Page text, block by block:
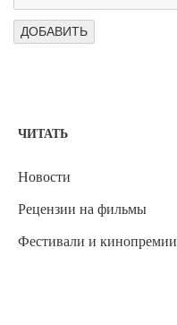
ЧИТАТЬ
Новости
Рецензии на фильмы
Фестивали и кинопремии